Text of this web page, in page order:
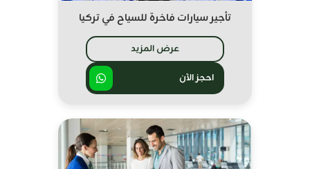
تأجير سيارات فاخرة للسياح في تركيا
عرض المزيد
احجز الآن